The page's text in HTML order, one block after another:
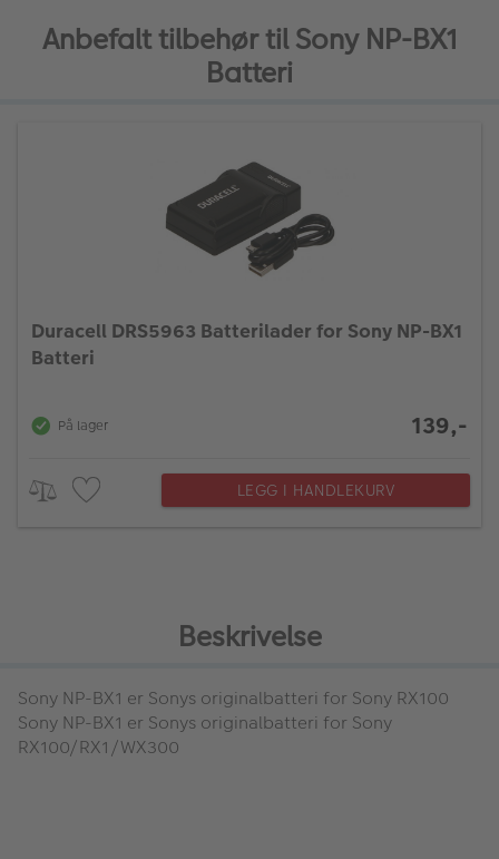
Anbefalt tilbehør til Sony NP-BX1
Batteri
Duracell DRS5963 Batterilader for Sony NP-BX1
Batteri
På lager 139,-
LEGG I HANDLEKURV
Beskrivelse
Sony NP-BX1 er Sonys originalbatteri for Sony RX100
Sony NP-BX1 er Sonys originalbatteri for Sony
RX100/RX1/WX300